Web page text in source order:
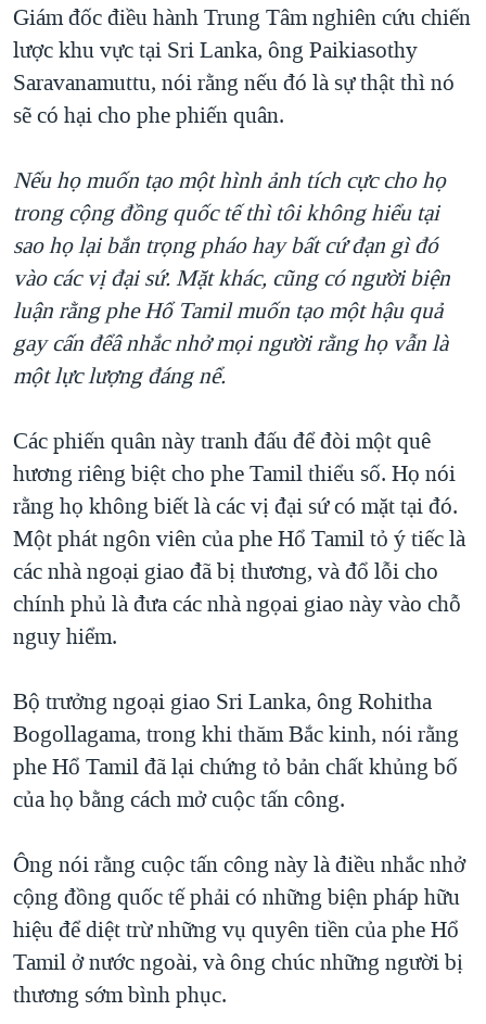
Giám đốc điều hành Trung Tâm nghiên cứu chiến
lược khu vực tại Sri Lanka, ông Paikiasothy
Saravanamuttu, nói rằng nếu đó là sự thật thì nó
sẽ có hại cho phe phiến quân.
Nếu họ muốn tạo một hình ảnh tích cực cho họ
trong cộng đồng quốc tế thì tôi không hiểu tại
sao họ lại bắn trọng pháo hay bất cứ đạn gì đó
vào các vị đại sứ. Mặt khác, cũng có người biện
luận rằng phe Hổ Tamil muốn tạo một hậu quả
gay cấn đểâ nhắc nhở mọi người rằng họ vẫn là
một lực lượng đáng nể.
Các phiến quân này tranh đấu để đòi một quê
hương riêng biệt cho phe Tamil thiểu số. Họ nói
rằng họ không biết là các vị đại sứ có mặt tại đó.
Một phát ngôn viên của phe Hổ Tamil tỏ ý tiếc là
các nhà ngoại giao đã bị thương, và đổ lỗi cho
chính phủ là đưa các nhà ngọai giao này vào chỗ
nguy hiểm.
Bộ trưởng ngoại giao Sri Lanka, ông Rohitha
Bogollagama, trong khi thăm Bắc kinh, nói rằng
phe Hổ Tamil đã lại chứng tỏ bản chất khủng bố
của họ bằng cách mở cuộc tấn công.
Ông nói rằng cuộc tấn công này là điều nhắc nhở
cộng đồng quốc tế phải có những biện pháp hữu
hiệu để diệt trừ những vụ quyên tiền của phe Hổ
Tamil ở nước ngoài, và ông chúc những người bị
thương sớm bình phục.